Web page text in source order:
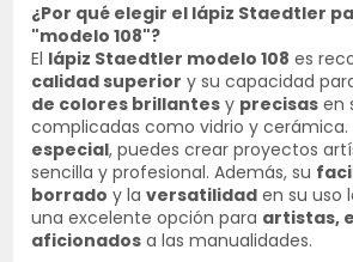
¿Por qué elegir el lápiz Staedtler
"modelo 108"?
El lápiz Staedtler modelo 108 es
calidad superior y su capacidad
de colores brillantes y precisas en
complicadas como vidrio y cerámica.
especial, puedes crear proyectos
sencilla y profesional. Además, su
borrado y laversatilidad en su uso
una excelente opción para artistas,
aficionados a las manualidades.